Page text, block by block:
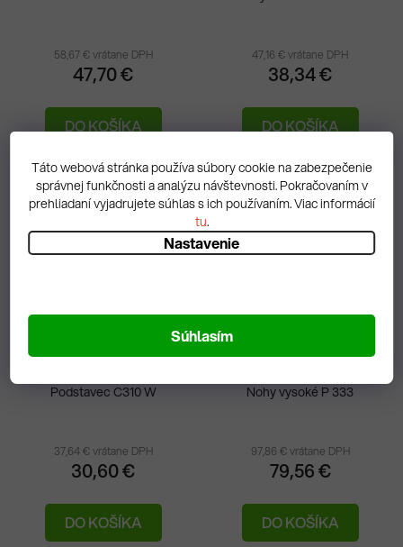
Táto webová stránka používa súbory cookie na zabezpečenie
správnej funkčnosti a analýzu návštevnosti. Pokračovaním v
prehliadaní vyjadrujete súhlas s ich používaním. Viac informácií
tu.
Nastavenie
Súhlasím
58,67 € vrátane DPH
47,70 €
DO KOŠÍKA
Na objednávku
47,16 € vrátane DPH
38,34 €
DO KOŠÍKA
Na objednávku
Podstavec C310 W
37,64 € vrátane DPH
30,60 €
DO KOŠÍKA
Nohy vysoké P 333
97,86 € vrátane DPH
79,56 €
DO KOŠÍKA